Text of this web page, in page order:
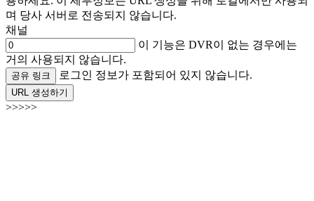
며 당사 서버로 전송되지 않습니다.
채널
이 기능은 DVR이 없는 경우에는
거의 사용되지 않습니다.
공유 링크 로그인 정보가 포함되어 있지 않습니다.
URL 생성하기
>>>>>